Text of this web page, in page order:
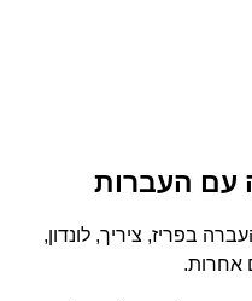
עם העברות
בפריז, ציריך, לונדון,
אחרות.